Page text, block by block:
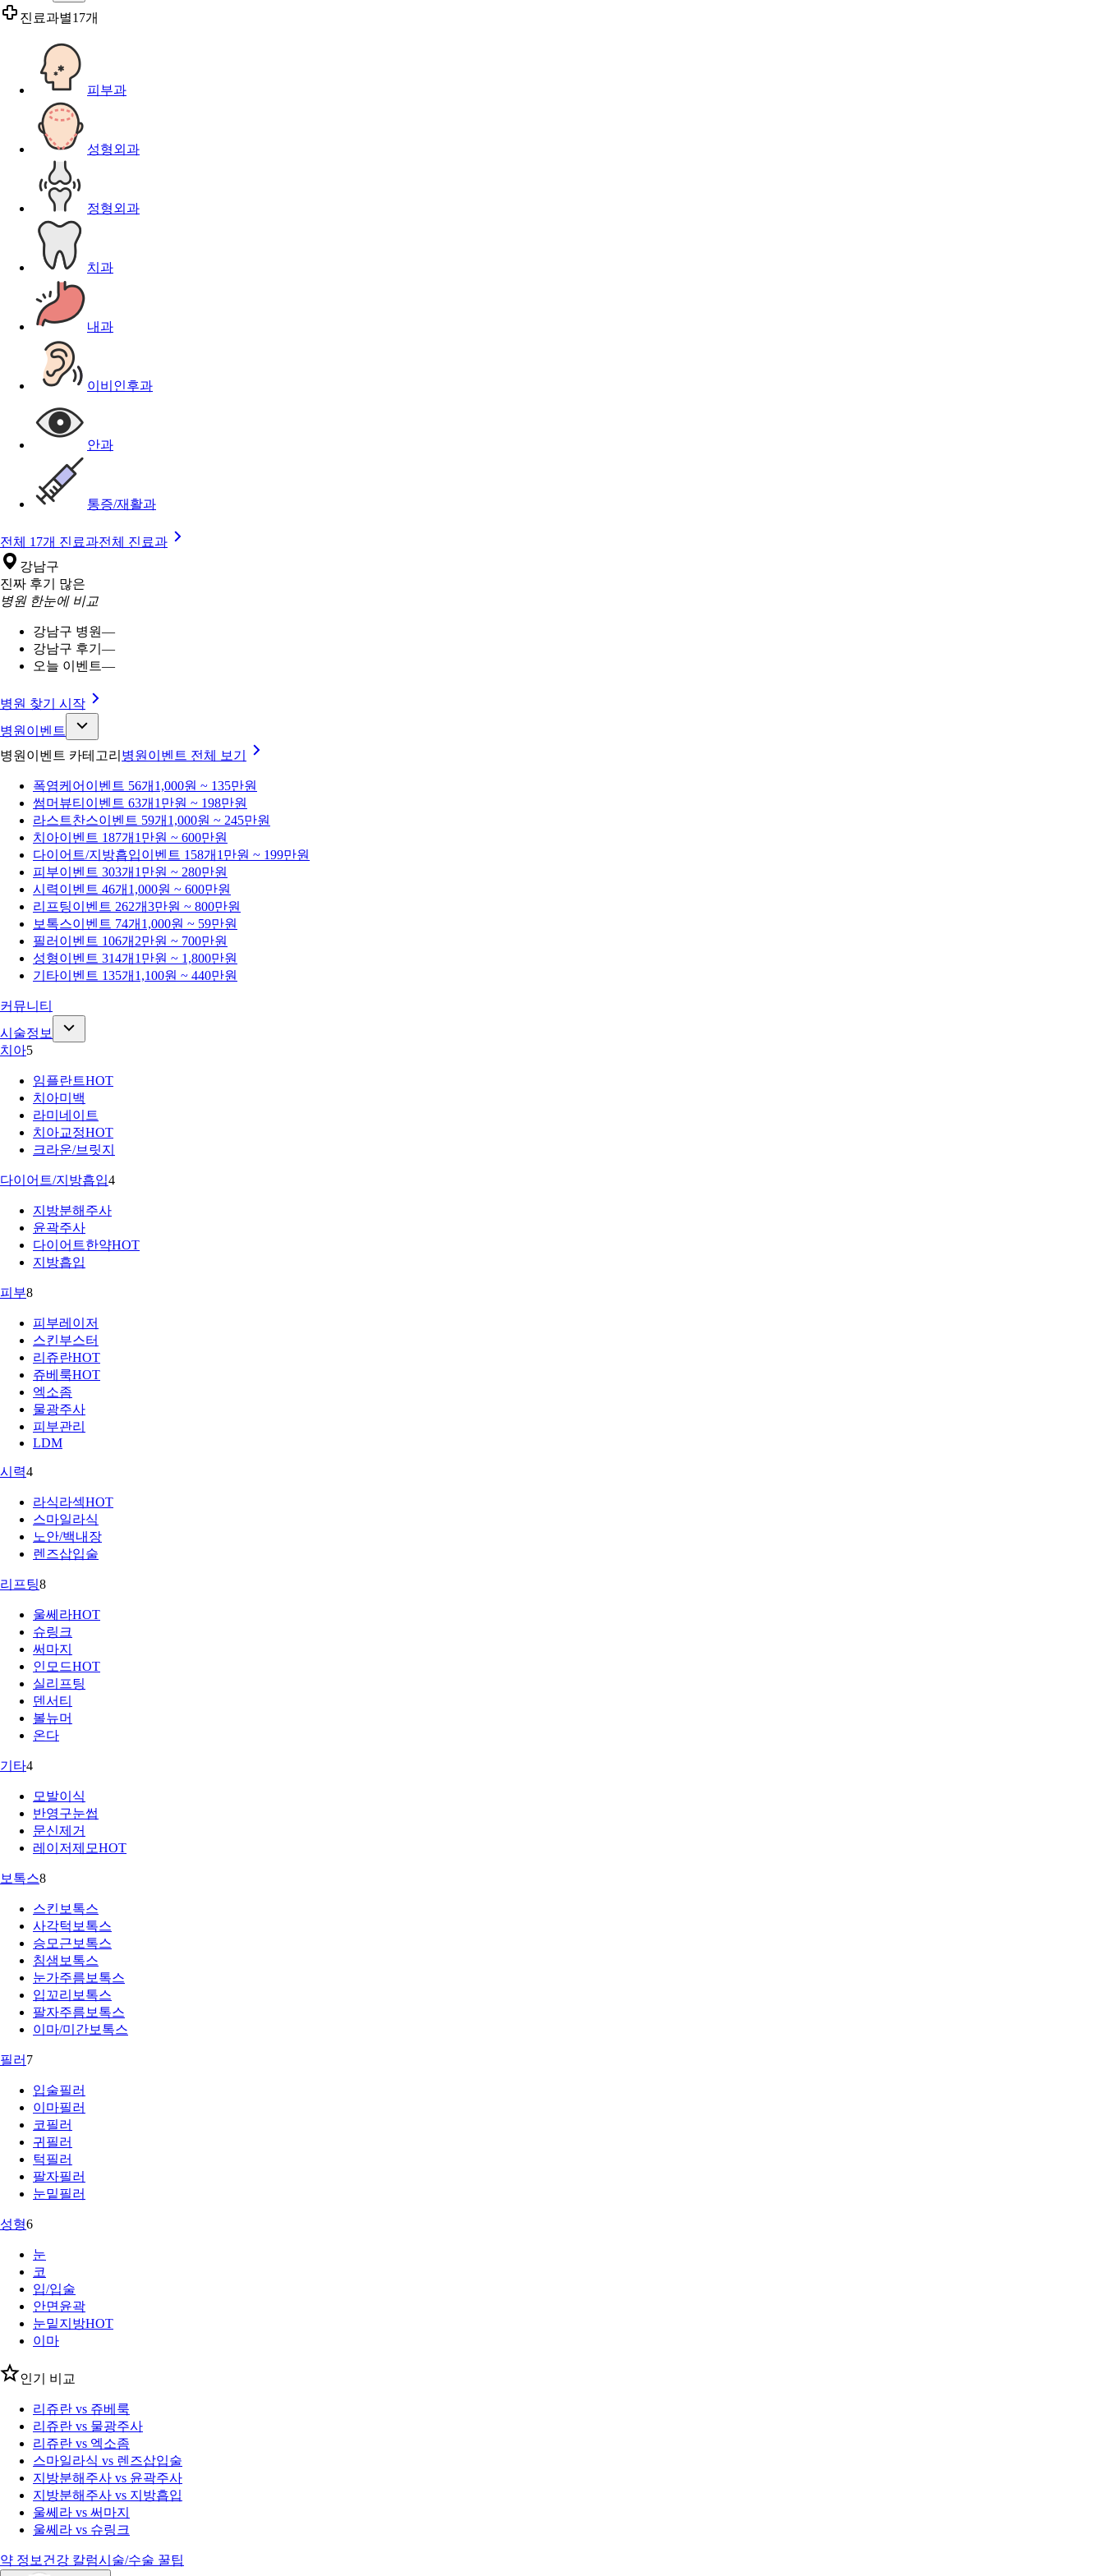
진료과별17개
피부과
성형외과
정형외과
치과
내과
이비인후과
안과
통증/재활과
전체 17개 진료과전체 진료과
강남구
진짜 후기 많은
병원 한눈에 비교
강남구 병원—
강남구 후기 —
오늘 이벤트—
병원 찾기 시작
병원이벤트
병원이벤트 카테고리 병원이벤트 전체 보기
폭염케어 이벤트 56개 1,000원 ~ 135만원
썸머뷰티 이벤트 63개 1만원 ~ 198만원
라스트찬스이벤트 59개 1,000원 ~ 245만원
치아이벤트 187개 1만원 ~ 600만원
다이어트/지방흡입이벤트 158개 1만원 ~ 199만원
피부이벤트 303개 1만원 ~ 280만원
시력이벤트 46개 1,000원 ~ 600만원
리프팅이벤트 262개3만원 ~ 800만원
보톡스이벤트 74개 1,000원 ~ 59만원
필러 이벤트 106개 2만원 ~ 700만원
성형이벤트 314개 1만원 ~ 1,800만원
기타이벤트 135개 1,100원 ~ 440만원
커뮤니티
시술정보
치아5
임플란트HOT
치아미백
라미네이트
치아교정HOT
크라운/브릿지
다이어트/지방흡입4
지방분해주사
윤곽주사
다이어트한약HOT
지방흡입
피부8
피부레이저
스킨부스터
리쥬란HOT
쥬베룩HOT
엑소좀
물광주사
피부관리
LDM
시력4
라식라섹HOT
스마일라식
노안/백내장
렌즈삽입술
리프팅8
울쎄라HOT
슈링크
써마지
인모드HOT
실리프팅
덴서티
볼뉴머
온다
기타4
모발이식
반영구눈썹
문신제거
레이저제모HOT
보톡스8
스킨보톡스
사각턱보톡스
승모근보톡스
침샘보톡스
눈가주름보톡스
입꼬리보톡스
팔자주름보톡스
이마/미간보톡스
필러 7
입술필러
이마필러
코필러
귀필러
턱필러
팔자필러
눈밑필러
성형6
눈
코
입/입술
안면윤곽
눈밑지방HOT
이마
인기 비교
리쥬란 vs 쥬베룩
리쥬란 vs 물광주사
리쥬란 vs 엑소좀
스마일라식 vs 렌즈삽입술
지방분해주사 vs 윤곽주사
지방분해주사 vs 지방흡입
울쎄라 vs 써마지
울쎄라 vs 슈링크
약 정보 건강 칼럼시술/수술 꿀팁